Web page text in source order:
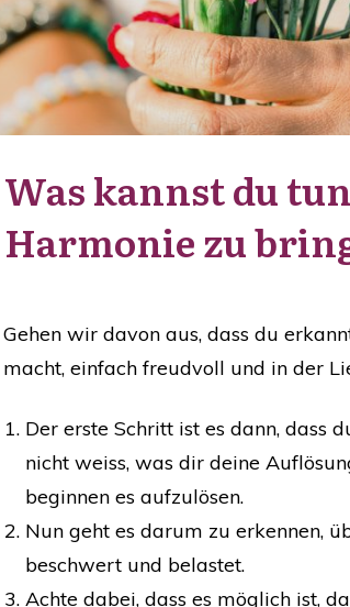
Was kannst du
Harmonie zu
Gehen wir davon aus, dass du
macht, einfach freudvoll und in der
Der erste Schritt ist es dann, dass
nicht weiss, was dir deine
beginnen es aufzulösen.
Nun geht es darum zu erkennen,
beschwert und belastet.
Achte dabei, dass es möglich ist,